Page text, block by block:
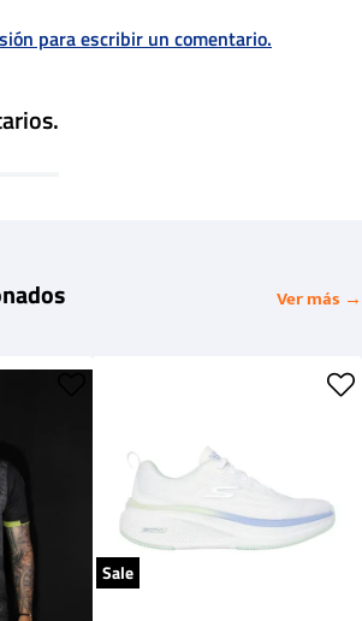
para escribir un comentario.
Ver más →
Sale